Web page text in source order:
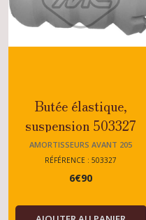
Butée élastique,
suspension 503327
AMORTISSEURS AVANT 205
RÉFÉRENCE : 503327
6€90
Plaquettes
de
frein
avant
Disques
de
frein
avant
205
Flexibles